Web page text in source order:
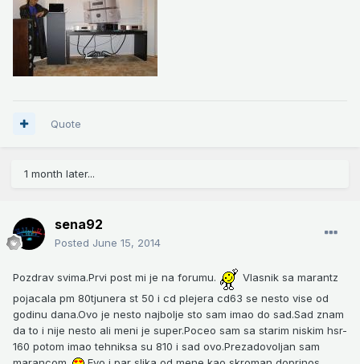
Quote
1 month later...
sena92
Posted June 15, 2014
Pozdrav svima.Prvi post mi je na forumu.
Vlasnik sa marantz
pojacala pm 80tjunera st 50 i cd plejera cd63 se nesto vise od
godinu dana.Ovo je nesto najbolje sto sam imao do sad.Sad znam
da to i nije nesto ali meni je super.Poceo sam sa starim niskim hsr-
160 potom imao tehniksa su 810 i sad ovo.Prezadovoljan sam